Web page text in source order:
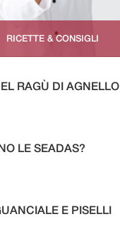
RICETTE & CONSIGLI
RAGÙ DI AGNELLO
LE SEADAS?
E PISELLI